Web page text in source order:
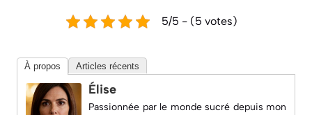
5/5 - (5 votes)
À propos Articles récents
Élise
Passionnée par le monde sucré depuis mon